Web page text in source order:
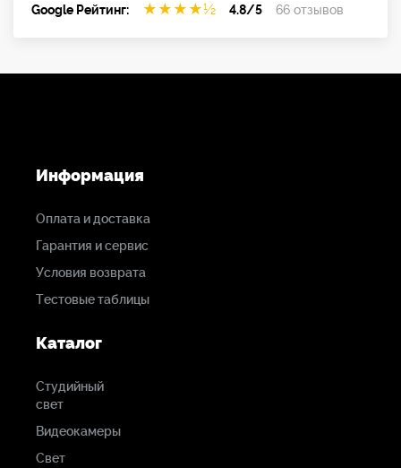
Google Рейтинг: ★ ★ ★ ★½ 4.8/5 66 отзывов
Информация
Оплата и доставка
Гарантия и сервис
Условия возврата
Тестовые таблицы
Каталог
Студийный
свет
Видеокамеры
Свет